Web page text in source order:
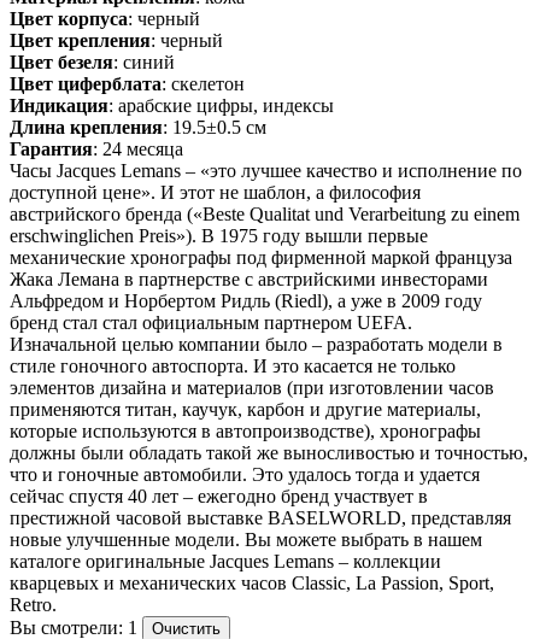
Цвет корпуса: черный
Цвет крепления: черный
Цвет безеля: синий
Цвет циферблата: скелетон
Индикация: арабские цифры, индексы
Длина крепления: 19.5±0.5 см
Гарантия: 24 месяца
Часы Jacques Lemans – «это лучшее качество и исполнение по
доступной цене». И этот не шаблон, а философия
австрийского бренда («Beste Qualitat und Verarbeitung zu einem
erschwinglichen Preis»). В 1975 году вышли первые
механические хронографы под фирменной маркой француза
Жака Лемана в партнерстве с австрийскими инвесторами
Альфредом и Норбертом Ридль (Riedl), а уже в 2009 году
бренд стал стал официальным партнером UEFA.
Изначальной целью компании было – разработать модели в
стиле гоночного автоспорта. И это касается не только
элементов дизайна и материалов (при изготовлении часов
применяются титан, каучук, карбон и другие материалы,
которые используются в автопроизводстве), хронографы
должны были обладать такой же выносливостью и точностью,
что и гоночные автомобили. Это удалось тогда и удается
сейчас спустя 40 лет – ежегодно бренд участвует в
престижной часовой выставке BASELWORLD, представляя
новые улучшенные модели. Вы можете выбрать в нашем
каталоге оригинальные Jacques Lemans – коллекции
кварцевых и механических часов Classic, La Passion, Sport,
Retro.
Вы смотрели: 1
Очистить